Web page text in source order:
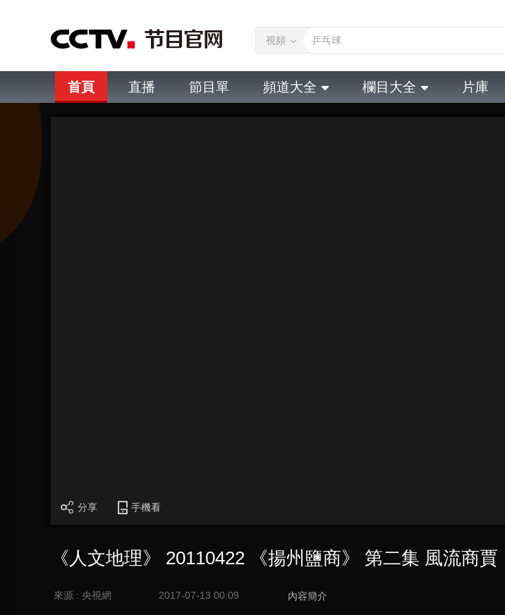
視頻
首頁 直播 節目單 頻道大全 欄目大全 片庫
分享 手機看
《人文地理》 20110422 《揚州鹽商》 第二集 風流商賈
來源 : 央視網 2017-07-13 00:09 內容簡介